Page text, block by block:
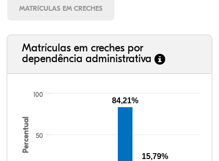
MATRÍCULAS EM CRECHES
Matrículas em creches por
dependência administrativa
Percentual 50
100
84,21%
15,79%